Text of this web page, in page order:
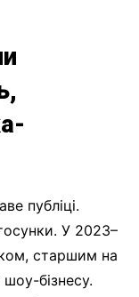
публіці.
У 2023–
старшим на
бізнесу.